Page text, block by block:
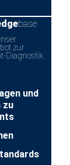
base
zur
Diagnostik
und
zu